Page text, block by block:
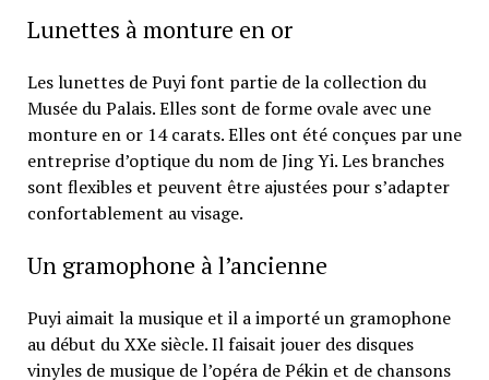
Lunettes à monture en or
Les lunettes de Puyi font partie de la collection du
Musée du Palais. Elles sont de forme ovale avec une
monture en or 14 carats. Elles ont été conçues par une
entreprise d’optique du nom de Jing Yi. Les branches
sont flexibles et peuvent être ajustées pour s’adapter
confortablement au visage.
Un gramophone à l’ancienne
Puyi aimait la musique et il a importé un gramophone
au début du XXe siècle. Il faisait jouer des disques
vinyles de musique de l’opéra de Pékin et de chansons